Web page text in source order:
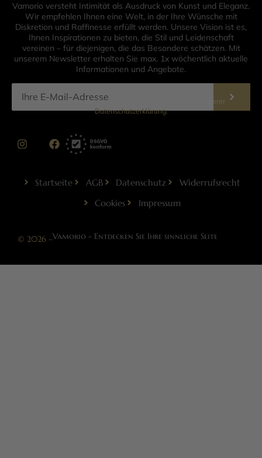
Vamorio versteht Intimität als Ausdruck von Kunst und Eleganz.
Wir empfehlen Ihnen eine Welt, in der Ihre Wünsche mit
Diskretion und Raffinesse erfüllt werden. Unsere Vision ist es,
Ihnen Inspirationen zu bieten, die Stil und Leidenschaft
vereinen – für diejenigen, die das Besondere schätzen. Mit
unserem Newsletter erhalten Sie max. 1x wöchentlich aktuelle
Informationen und Angebote.
Informationen zur Datenverarbeitung finden Sie in unserer
Datenschutzerklärung.
Startseite AGB Datenschutz
Widerrufsrecht
Cookies
Impressum
© 2026 –Vamorio - Entdecken Sie Ihre sinnliche Seite